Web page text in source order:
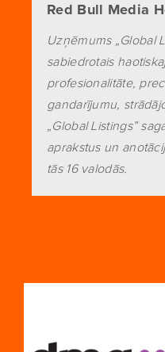
Red Bull Media
Uzņēmums „Global
sabiedrotais
profesionalitāte,
gandarījumu,
„Global Listings”
aprakstus un
tās 16 valodās.